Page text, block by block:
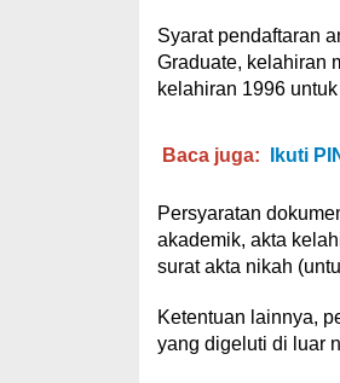
Syarat pendaftaran
Graduate, kelahiran
kelahiran 1996
Baca juga: Ikuti
Persyaratan
akademik, akta
surat akta nikah
Ketentuan lainnya,
yang digeluti di luar